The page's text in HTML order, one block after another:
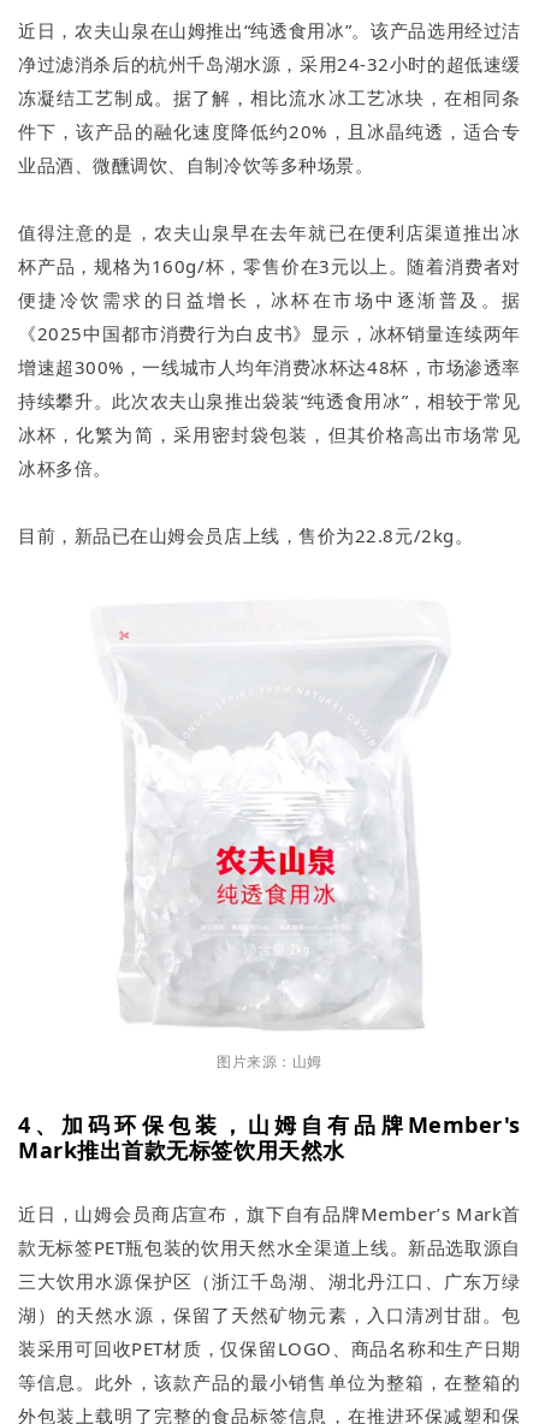
近日，农夫山泉在山姆推出“纯透食用冰”。该产品选用经过洁
净过滤消杀后的杭州千岛湖水源，采用24-32小时的超低速缓
冻凝结工艺制成。据了解，相比流水冰工艺冰块，在相同条
件下，该产品的融化速度降低约20%，且冰晶纯透，适合专
业品酒、微醺调饮、自制冷饮等多种场景。
值得注意的是，农夫山泉早在去年就已在便利店渠道推出冰
杯产品，规格为160g/杯，零售价在3元以上。随着消费者对
便捷冷饮需求的日益增长，冰杯在市场中逐渐普及。据
《2025中国都市消费行为白皮书》显示，冰杯销量连续两年
增速超300%，一线城市人均年消费冰杯达48杯，市场渗透率
持续攀升。此次农夫山泉推出袋装“纯透食用冰”，相较于常见
冰杯，化繁为简，采用密封袋包装，但其价格高出市场常见
冰杯多倍。
目前，新品已在山姆会员店上线，售价为22.8元/2kg。
图片来源：山姆
4、加码环保包装，山姆自有品牌Member's
Mark推出首款无标签饮用天然水
近日，山姆会员商店宣布，旗下自有品牌Member’s Mark首
款无标签PET瓶包装的饮用天然水全渠道上线。新品选取源自
三大饮用水源保护区（浙江千岛湖、湖北丹江口、广东万绿
湖）的天然水源，保留了天然矿物元素，入口清冽甘甜。包
装采用可回收PET材质，仅保留LOGO、商品名称和生产日期
等信息。此外，该款产品的最小销售单位为整箱，在整箱的
外包装上载明了完整的食品标签信息，在推进环保减塑和保